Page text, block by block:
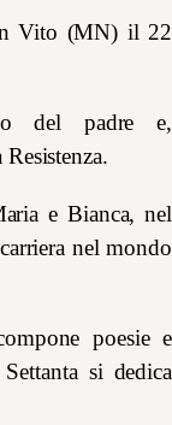
Vito (MN) il 22
del padre e,
e Bianca, nel
nel mondo
poesie e
si dedica